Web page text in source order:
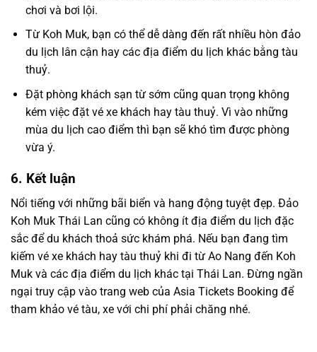
chơi và bơi lội.
Từ Koh Muk, bạn có thể dễ dàng đến rất nhiều hòn đảo
du lịch lân cận hay các địa điểm du lịch khác bằng tàu
thuỷ.
Đặt phòng khách sạn từ sớm cũng quan trọng không
kém việc đặt vé xe khách hay tàu thuỷ. Vì vào những
mùa du lịch cao điểm thì bạn sẽ khó tìm được phòng
vừa ý.
6. Kết luận
Nổi tiếng với những bãi biển và hang động tuyệt đẹp. Đảo
Koh Muk Thái Lan cũng có không ít địa điểm du lịch đặc
sắc để du khách thoả sức khám phá. Nếu bạn đang tìm
kiếm vé xe khách hay tàu thuỷ khi đi từ Ao Nang đến Koh
Muk và các địa điểm du lịch khác tại Thái Lan. Đừng ngần
ngại truy cập vào trang web của Asia Tickets Booking để
tham khảo vé tàu, xe với chi phí phải chăng nhé.